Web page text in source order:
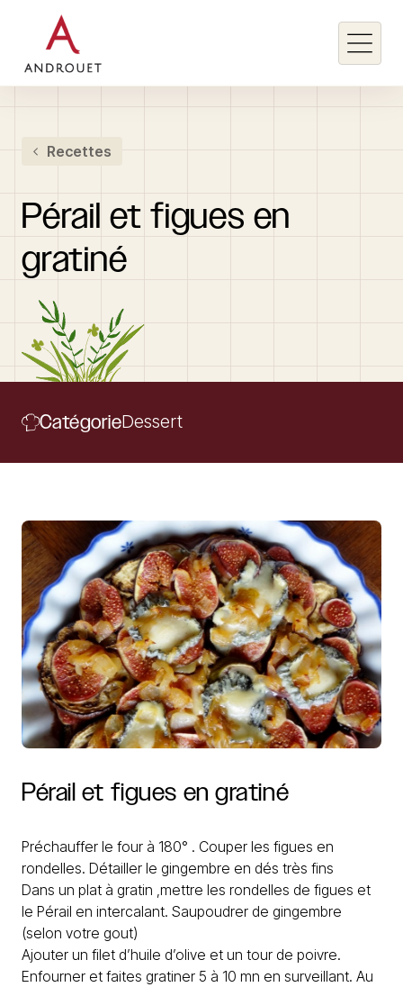
Rechercher un mot clé
Recettes
Pérail et figues en
gratiné
CatégorieDessert
Pérail et figues en gratiné
Préchauffer le four à 180° . Couper les figues en
rondelles. Détailler le gingembre en dés très fins
Dans un plat à gratin ,mettre les rondelles de figues et
le Pérail en intercalant. Saupoudrer de gingembre
(selon votre gout)
Ajouter un filet d’huile d’olive et un tour de poivre.
Enfourner et faites gratiner 5 à 10 mn en surveillant. Au